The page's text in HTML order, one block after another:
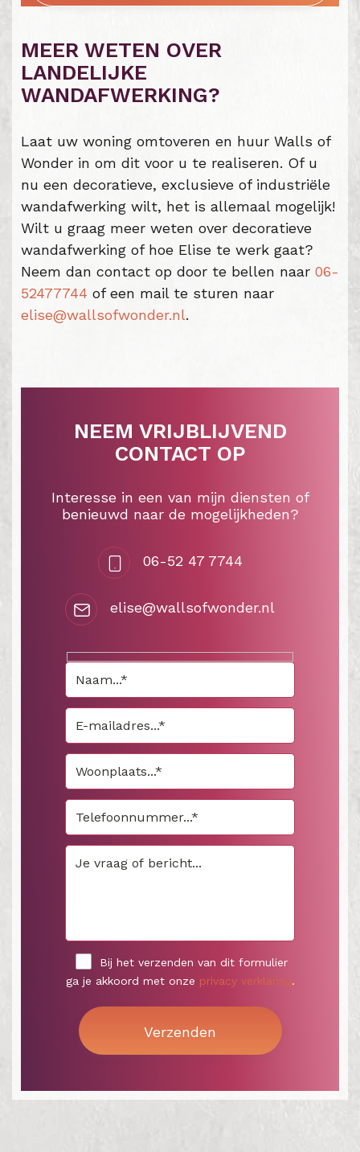
MEER WETEN OVER
LANDELIJKE
WANDAFWERKING?
Laat uw woning omtoveren en huur Walls of
Wonder in om dit voor u te realiseren. Of u
nu een decoratieve, exclusieve of industriële
wandafwerking wilt, het is allemaal mogelijk!
Wilt u graag meer weten over decoratieve
wandafwerking of hoe Elise te werk gaat?
Neem dan contact op door te bellen naar 06-
52477744 of een mail te sturen naar
elise@wallsofwonder.nl.
NEEM VRIJBLIJVEND
CONTACT OP
Interesse in een van mijn diensten of
benieuwd naar de mogelijkheden?
06-52 47 7744
elise@wallsofwonder.nl
Bij het verzenden van dit formulier
ga je akkoord met onze privacy verklaring.